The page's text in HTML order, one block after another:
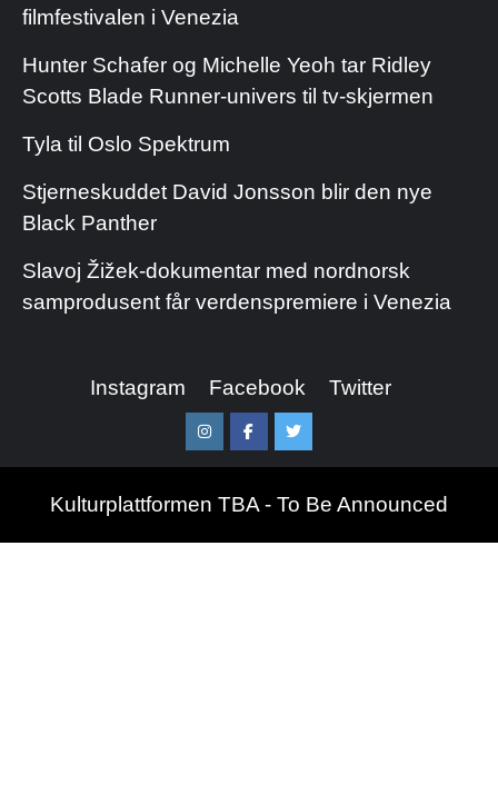
filmfestivalen i Venezia
Hunter Schafer og Michelle Yeoh tar Ridley
Scotts Blade Runner-univers til tv-skjermen
Tyla til Oslo Spektrum
Stjerneskuddet David Jonsson blir den nye
Black Panther
Slavoj Žižek-dokumentar med nordnorsk
samprodusent får verdenspremiere i Venezia
Instagram Facebook Twitter
InstagramFacebookTwitter
Kulturplattformen TBA - To Be Announced